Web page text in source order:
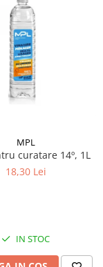
MPL
curatare 14º, 1L
18,30 Lei
IN STOC